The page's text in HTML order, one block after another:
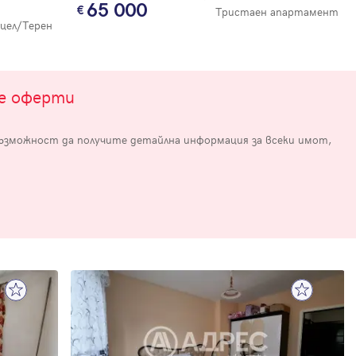
Терен
65 000 Тристаен апартамент
оферти
да получите детайлна информация за всеки имот,